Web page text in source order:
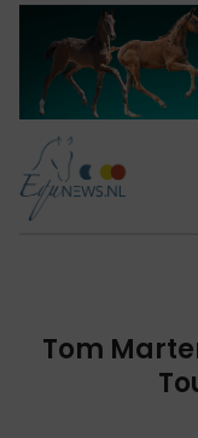
Tom